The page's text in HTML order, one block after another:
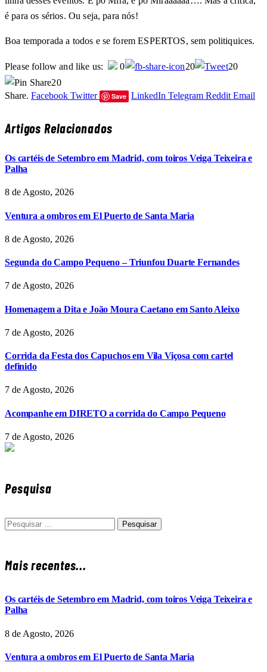
é para os sérios. Ou seja, para nós!
Boa temporada a todos e se forem ESPERTOS, sem politiquices.
Please follow and like us: 0 20
20
20
Share. Facebook Twitter Save LinkedIn Telegram Reddit Email
Artigos Relacionados
Os cartéis de Setembro em Madrid, com toiros Veiga Teixeira e
Palha
8 de Agosto, 2026
Ventura a ombros em El Puerto de Santa Maria
8 de Agosto, 2026
Segunda do Campo Pequeno – Triunfou Duarte Fernandes
7 de Agosto, 2026
Homenagem a Dita e João Moura Caetano em Santo Aleixo
7 de Agosto, 2026
Corrida da Festa dos Capuchos em Vila Viçosa com cartel
definido
7 de Agosto, 2026
Acompanhe em DIRETO a corrida do Campo Pequeno
7 de Agosto, 2026
Pesquisa
Pesquisar
por:
Mais recentes...
Os cartéis de Setembro em Madrid, com toiros Veiga Teixeira e
Palha
8 de Agosto, 2026
Ventura a ombros em El Puerto de Santa Maria